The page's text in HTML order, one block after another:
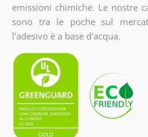
emissioni chimiche. Le nostre
sono tra le poche sul
l'adesivo è a base d'acqua.